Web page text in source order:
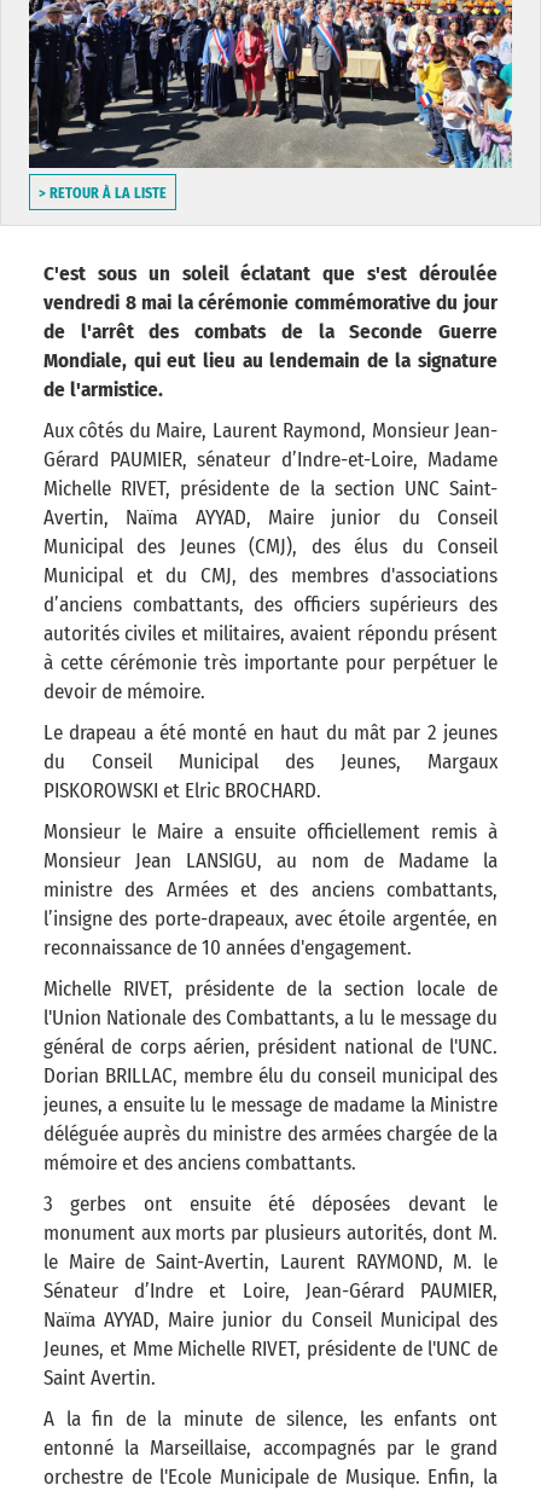
> RETOUR À LA LISTE
C'est sous un soleil éclatant que s'est déroulée
vendredi 8 mai la cérémonie commémorative du jour
de l'arrêt des combats de la Seconde Guerre
Mondiale, qui eut lieu au lendemain de la signature
de l'armistice.
Aux côtés du Maire, Laurent Raymond, Monsieur Jean-
Gérard PAUMIER, sénateur d’Indre-et-Loire, Madame
Michelle RIVET, présidente de la section UNC Saint-
Avertin, Naïma AYYAD, Maire junior du Conseil
Municipal des Jeunes (CMJ), des élus du Conseil
Municipal et du CMJ, des membres d'associations
d’anciens combattants, des officiers supérieurs des
autorités civiles et militaires, avaient répondu présent
à cette cérémonie très importante pour perpétuer le
devoir de mémoire.
Le drapeau a été monté en haut du mât par 2 jeunes
du Conseil Municipal des Jeunes, Margaux
PISKOROWSKI et Elric BROCHARD.
Monsieur le Maire a ensuite officiellement remis à
Monsieur Jean LANSIGU, au nom de Madame la
ministre des Armées et des anciens combattants,
l’insigne des porte-drapeaux, avec étoile argentée, en
reconnaissance de 10 années d'engagement.
Michelle RIVET, présidente de la section locale de
l'Union Nationale des Combattants, a lu le message du
général de corps aérien, président national de l'UNC.
Dorian BRILLAC, membre élu du conseil municipal des
jeunes, a ensuite lu le message de madame la Ministre
déléguée auprès du ministre des armées chargée de la
mémoire et des anciens combattants.
3 gerbes ont ensuite été déposées devant le
monument aux morts par plusieurs autorités, dont M.
le Maire de Saint-Avertin, Laurent RAYMOND, M. le
Sénateur d’Indre et Loire, Jean-Gérard PAUMIER,
Naïma AYYAD, Maire junior du Conseil Municipal des
Jeunes, et Mme Michelle RIVET, présidente de l'UNC de
Saint Avertin.
A la fin de la minute de silence, les enfants ont
entonné la Marseillaise, accompagnés par le grand
orchestre de l'Ecole Municipale de Musique. Enfin, la